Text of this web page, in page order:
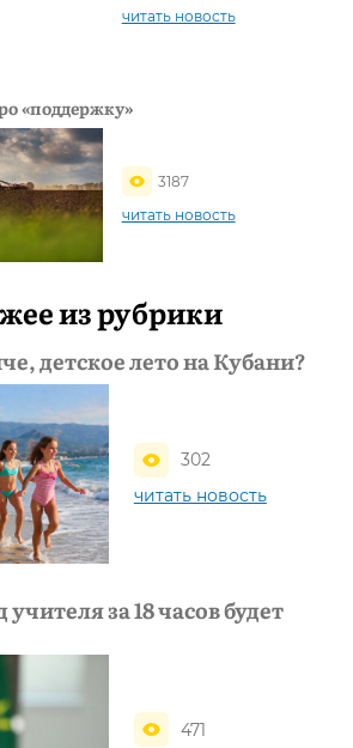
читать новость
«поддержку»
3187
читать новость
из рубрики
детское лето на Кубани?
302
читать новость
за 18 часов будет
471